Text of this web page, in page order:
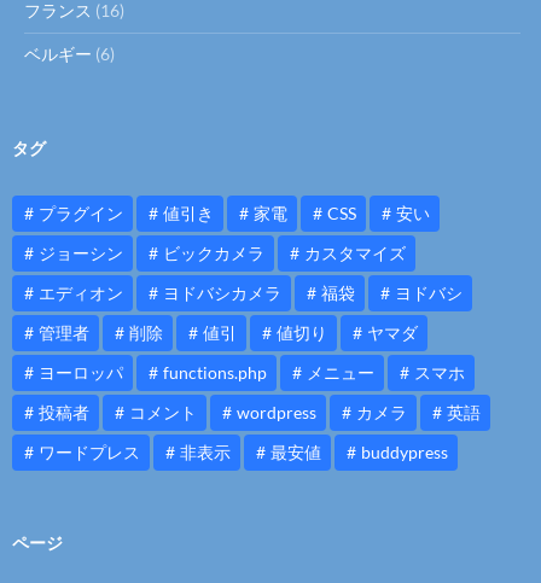
フランス (16)
ベルギー (6)
タグ
プラグイン 値引き 家電 CSS
安い
ジョーシン
ビックカメラ
カスタマイズ
エディオン
ヨドバシカメラ 福袋
ヨドバシ
管理者
削除 値引 値切り
ヤマダ
ヨーロッパ
functions.php メニュー
スマホ
投稿者
コメント wordpress カメラ
英語
ワードプレス
非表示 最安値 buddypress
ページ